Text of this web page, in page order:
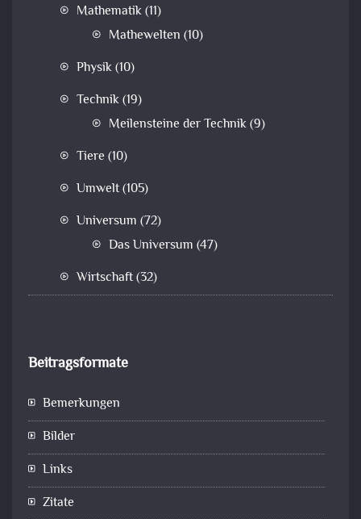
Mathematik(11)
Mathewelten (10)
Physik(10)
Technik(19)
Meilensteine der Technik(9)
Tiere (10)
Umwelt(105)
Universum (72)
Das Universum (47)
Wirtschaft(32)
Beitragsformate
Bemerkungen
Bilder
Links
Zitate